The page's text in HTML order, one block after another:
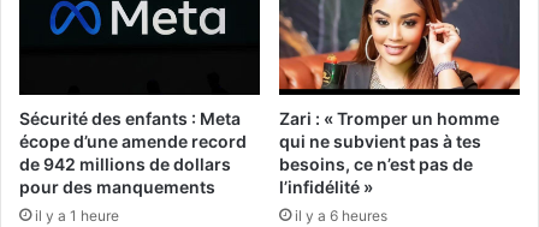
Sécurité des enfants : Meta
écope d’une amende record
de 942 millions de dollars
pour des manquements
il y a 1 heure
Zari : « Tromper un homme
qui ne subvient pas à tes
besoins, ce n’est pas de
l’infidélité »
il y a 6 heures